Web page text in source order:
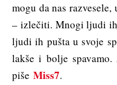
mogu da nas
– izlečiti. Mnogi ljudi
ljudi ih pušta u svoje
lakše i bolje
piše Miss7.